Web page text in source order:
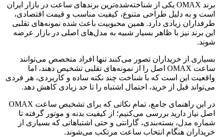
برند OMAX یکی از شناخته‌شده‌ترین برندهای ساعت در بازار ایران
است و به دلیل طراحی متنوع، کیفیت مناسب و قیمت اقتصادی،
طرفداران زیادی دارد. همین محبوبیت باعث شده نمونه‌های تقلبی
این برند نیز با ظاهر بسیار شبیه به مدل‌های اصلی در بازار عرضه
شوند.
بسیاری از خریداران تصور می‌کنند تنها افراد متخصص می‌توانند
ساعت OMAX اصل را از نمونه‌های تقلبی تشخیص دهند، اما
واقعیت این است که با شناخت چند نکته ساده و کاربردی، هر فردی
می‌تواند قبل از خرید، احتمال اشتباه را تا حد زیادی کاهش دهد.
در این راهنمای جامع، تمام نکاتی که برای تشخیص ساعت OMAX
اصل نیاز دارید بررسی می‌کنیم؛ از کیفیت بدنه و موتور گرفته تا
شماره مدل، بسته‌بندی، گارانتی و حتی اشتباهاتی که بسیاری از
خریداران هنگام انتخاب ساعت مرتکب می‌شوند.